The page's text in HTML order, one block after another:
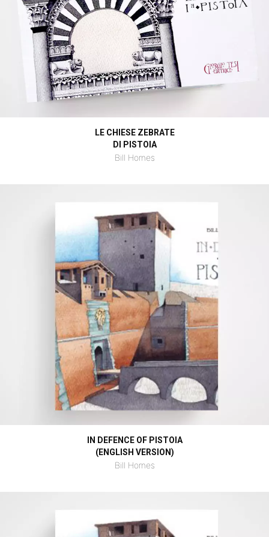
LE CHIESE ZEBRATE
DI PISTOIA
Bill Homes
IN DEFENCE OF PISTOIA
(ENGLISH VERSION)
Bill Homes